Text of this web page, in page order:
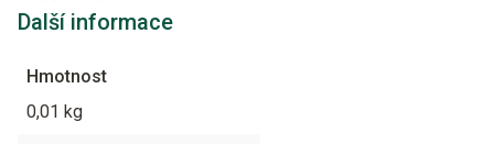
Další informace
Hmotnost
0,01 kg